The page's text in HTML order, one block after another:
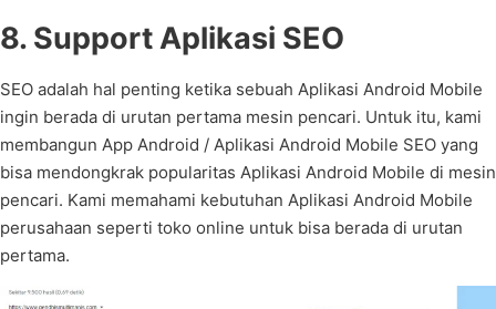
8. Support Aplikasi SEO
SEO adalah hal penting ketika sebuah Aplikasi Android Mobile
ingin berada di urutan pertama mesin pencari. Untuk itu, kami
membangun App Android / Aplikasi Android Mobile SEO yang
bisa mendongkrak popularitas Aplikasi Android Mobile di mesin
pencari. Kami memahami kebutuhan Aplikasi Android Mobile
perusahaan seperti toko online untuk bisa berada di urutan
pertama.